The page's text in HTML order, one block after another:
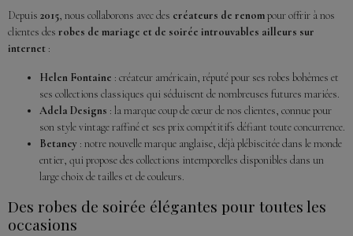
Depuis 2015, nous collaborons avec des créateurs de renompour offrir à nos
clientes des robes de mariage et de soirée introuvables ailleurs sur
internet :
Helen Fontaine : créateur américain, réputé pour ses robes bohèmes et
ses collections classiques qui séduisent de nombreuses futures mariées.
Adela Designs : la marque coup de cœur de nos clientes, connue pour
son style vintage raffiné et ses prix compétitifs défiant toute concurrence.
Betancy : notre nouvelle marque anglaise, déjà plébiscitée dans le monde
entier, qui propose des collections intemporelles disponibles dans un
large choix de tailles et de couleurs.
Des robes de soirée élégantes pour toutes les
occasions